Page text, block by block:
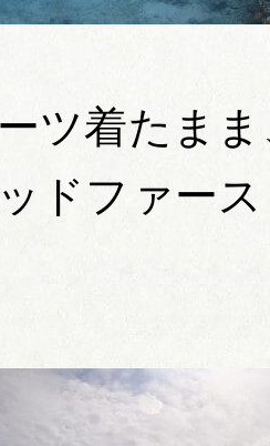
ツ着たま
ドファー